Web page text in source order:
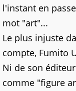
l'instant en
mot "art"...
Le plus injuste
compte, Fumito
Ni de son
comme "figure